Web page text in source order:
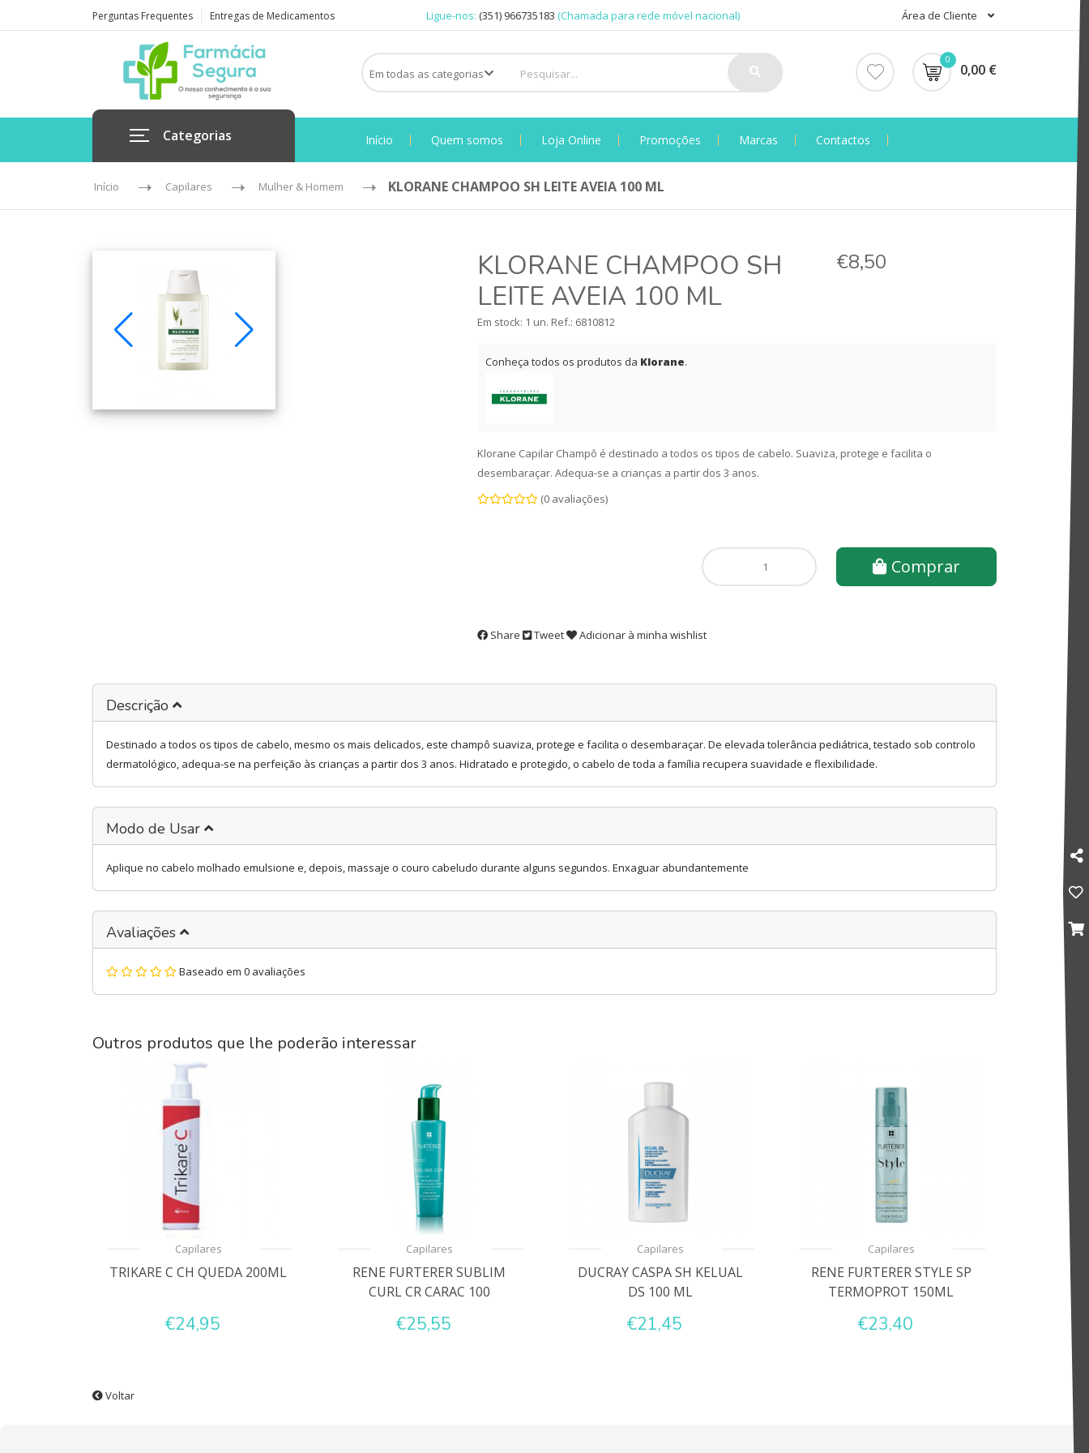
Perguntas Frequentes Entregas de Medicamentos Ligue-nos: (351) 966735183 (Chamada para rede móvel nacional) Área de Cliente
0
0,00 €
Categorias Início Quem somos Loja Online Promoções Marcas Contactos
Início Capilares Mulher & Homem KLORANE CHAMPOO SH LEITE AVEIA 100 ML
KLORANE CHAMPOO SH
LEITE AVEIA 100 ML
€8,50
Em stock: 1 un. Ref.: 6810812
Conheça todos os produtos da Klorane.
Klorane Capilar Champô é destinado a todos os tipos de cabelo. Suaviza, protege e facilita o
desembaraçar. Adequa-se a crianças a partir dos 3 anos.
(0 avaliações)
Comprar
Share Tweet Adicionar à minha wishlist
Descrição
Destinado a todos os tipos de cabelo, mesmo os mais delicados, este champô suaviza, protege e facilita o desembaraçar. De elevada tolerância pediátrica, testado sob controlo
dermatológico, adequa-se na perfeição às crianças a partir dos 3 anos. Hidratado e protegido, o cabelo de toda a família recupera suavidade e flexibilidade.
Modo de Usar
Aplique no cabelo molhado emulsione e, depois, massaje o couro cabeludo durante alguns segundos. Enxaguar abundantemente
Avaliações
Baseado em 0 avaliações
Outros produtos que lhe poderão interessar
Capilares
TRIKARE C CH QUEDA 200ML
€24,95
Capilares
RENE FURTERER SUBLIM
CURL CR CARAC 100
€25,55
Capilares
DUCRAY CASPA SH KELUAL
DS 100 ML
€21,45
Capilares
RENE FURTERER STYLE SP
TERMOPROT 150ML
€23,40
Voltar